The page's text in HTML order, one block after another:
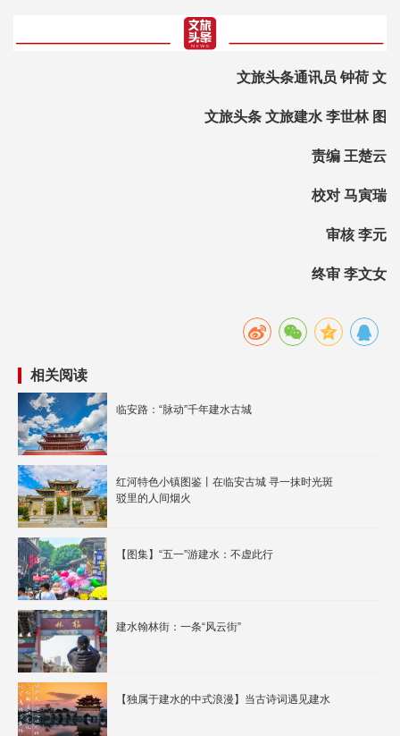
文旅头条通讯员 钟荷 文
文旅头条 文旅建水 李世林 图
责编 王楚云
校对 马寅瑞
审核 李元
终审 李文女
相关阅读
临安路：“脉动”千年建水古城
红河特色小镇图鉴丨在临安古城 寻一抹时光斑
驳里的人间烟火
【图集】“五一”游建水：不虚此行
建水翰林街：一条“风云街”
【独属于建水的中式浪漫】当古诗词遇见建水